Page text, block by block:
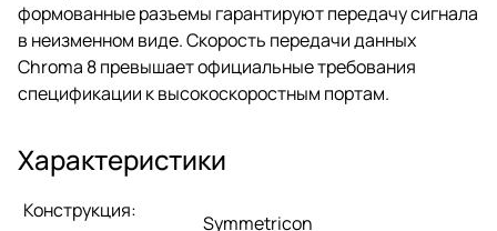
формованные разъемы гарантируют передачу сигнала
в неизменном виде. Скорость передачи данных
Chroma 8 превышает официальные требования
спецификации к высокоскоростным портам.
Характеристики
Конструкция:
Symmetricon